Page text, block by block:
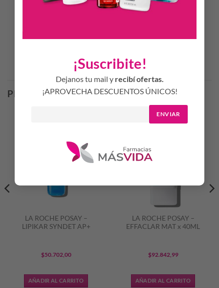
¡Suscribite!
Dejanos tu mail y recibí ofertas.
¡APROVECHA DESCUENTOS ÚNICOS!
ENVIAR
cuello y escote con un suave masaje circular ascendente y
Productos Relacionados
PRODUCTOS RELACIONADOS
LA ROCHE POSAY –
LIPIKAR SYNDET AP+
$50.702,00
AÑADIR AL CARRITO
LA ROCHE POSAY –
EFFACLAR MAT x 40ML
$92.842,99
AÑADIR AL CARRITO